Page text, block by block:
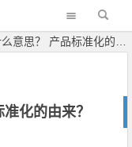
思？ 产品标准化的由来？
化的由来？